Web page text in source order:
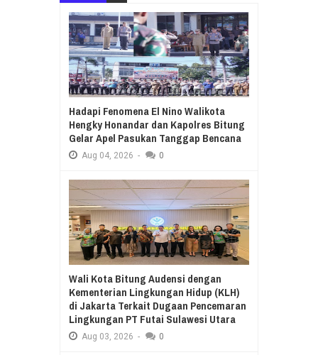
Hadapi Fenomena El Nino Walikota
Hengky Honandar dan Kapolres Bitung
Gelar Apel Pasukan Tanggap Bencana
Aug 04, 2026 - 0
Wali Kota Bitung Audensi dengan
Kementerian Lingkungan Hidup (KLH)
di Jakarta Terkait Dugaan Pencemaran
Lingkungan PT Futai Sulawesi Utara
Aug 03, 2026 - 0